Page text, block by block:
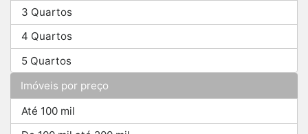
3 Quartos
4 Quartos
5 Quartos
Imóveis por preço
Até 100 mil